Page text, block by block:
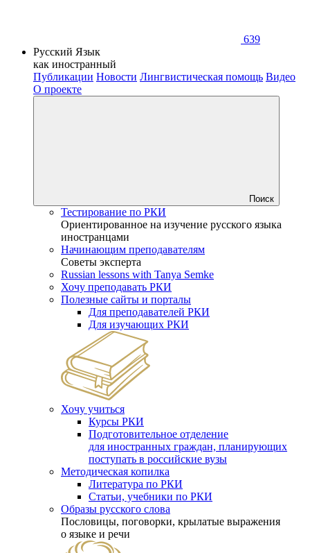
639
Русский Язык
как иностранный
Публикации Новости Лингвистическая помощь Видео
О проекте
Поиск
Тестирование по РКИ
Ориентированное на изучение русского языка
иностранцами
Начинающим преподавателям
Советы эксперта
Russian lessons with Tanya Semke
Хочу преподавать РКИ
Полезные сайты и порталы
Для преподавателей РКИ
Для изучающих РКИ
Хочу учиться
Курсы РКИ
Подготовительное отделение
для иностранных граждан, планирующих
поступать в российские вузы
Методическая копилка
Литература по РКИ
Статьи, учебники по РКИ
Образы русского слова
Пословицы, поговорки, крылатые выражения
о языке и речи